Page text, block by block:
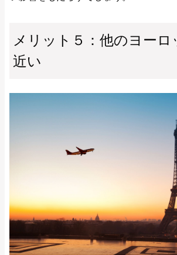
メリット５：他のヨーロ
近い